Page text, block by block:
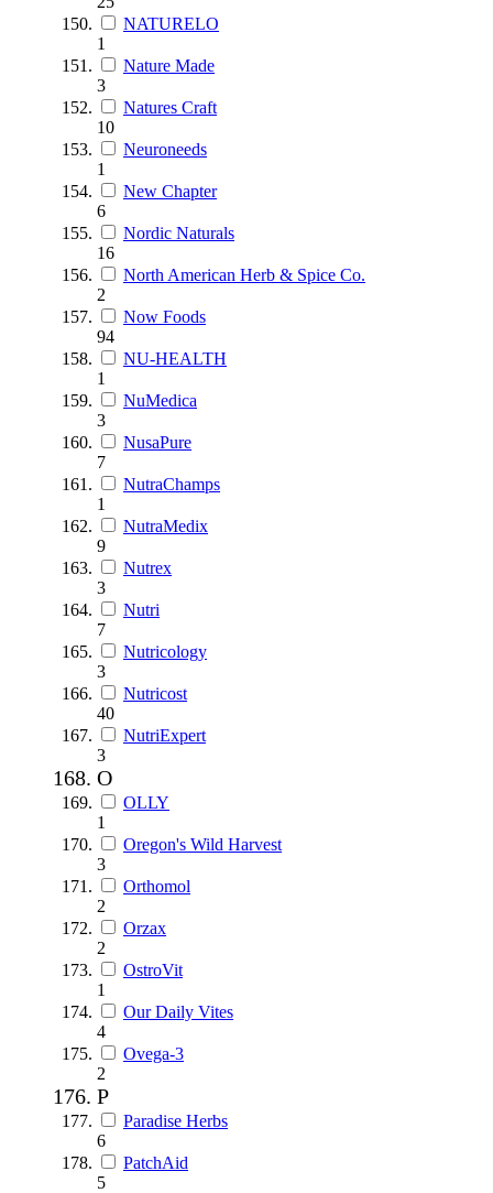
NATURELO
1
Nature Made
3
Natures Craft
10
Neuroneeds
1
New Chapter
6
Nordic Naturals
16
North American Herb & Spice Co.
2
Now Foods
94
NU-HEALTH
1
NuMedica
3
NusaPure
7
NutraChamps
1
NutraMedix
9
Nutrex
3
Nutri
7
Nutricology
3
Nutricost
40
NutriExpert
3
O
OLLY
1
Oregon's Wild Harvest
3
Orthomol
2
Orzax
2
OstroVit
1
Our Daily Vites
4
Ovega-3
2
P
Paradise Herbs
6
PatchAid
5